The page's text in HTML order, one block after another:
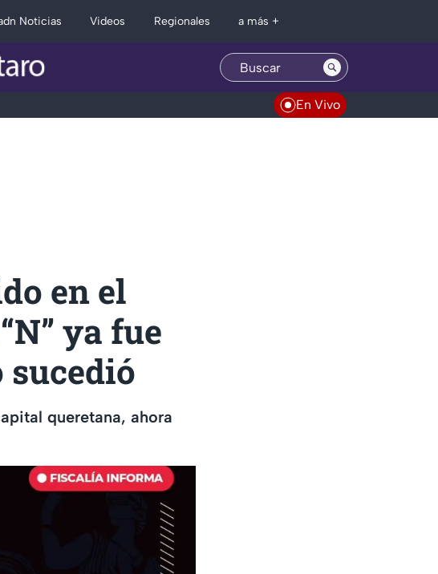
Noticias Videos Regionales a más +
En Vivo
en el
ya fue
sucedió
queretana, ahora